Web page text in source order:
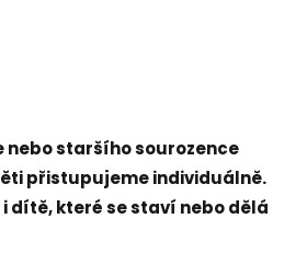
nebo staršího sourozence
přistupujeme individuálně.
dítě, které se staví nebo dělá